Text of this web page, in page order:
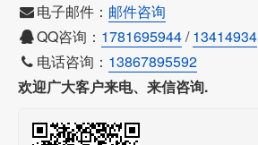
电子邮件： 邮件咨询
QQ咨询： 1781695944/13414934
电话咨询： 13867895592
欢迎广大客户来电、来信咨询.